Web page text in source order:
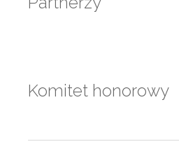
Komitet honorowy